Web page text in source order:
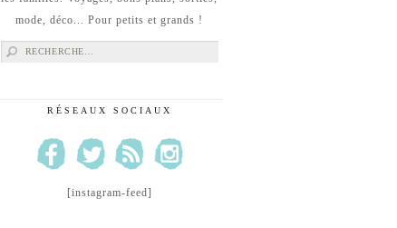
mode, déco... Pour petits et grands !
Rechercher :
RÉSEAUX SOCIAUX
[instagram-feed]